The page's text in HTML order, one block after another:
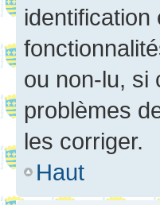
ou non-lu, si
problèmes
les corriger.
Haut